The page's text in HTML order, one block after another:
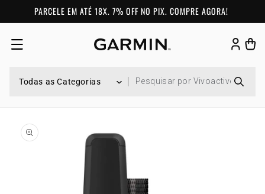
Pular para o conteúdo
PARCELE EM ATÉ 18X. 7% OFF NO PIX. COMPRE AGORA!
Fazer
login
Pular para as informações do produto